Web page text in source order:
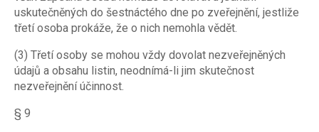
uskutečněných do šestnáctého dne po zveřejnění, jestliže
třetí osoba prokáže, že o nich nemohla vědět.
(3) Třetí osoby se mohou vždy dovolat nezveřejněných
údajů a obsahu listin, neodnímá-li jim skutečnost
nezveřejnění účinnost.
§ 9